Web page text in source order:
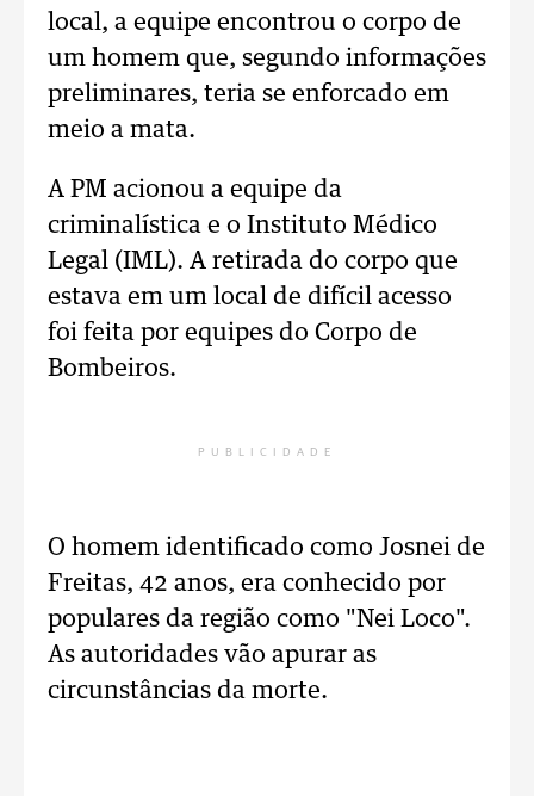
local, a equipe encontrou o corpo de
um homem que, segundo informações
preliminares, teria se enforcado em
meio a mata.
A PM acionou a equipe da
criminalística e o Instituto Médico
Legal (IML). A retirada do corpo que
estava em um local de difícil acesso
foi feita por equipes do Corpo de
Bombeiros.
PUBLICIDADE
O homem identificado como Josnei de
Freitas, 42 anos, era conhecido por
populares da região como "Nei Loco".
As autoridades vão apurar as
circunstâncias da morte.